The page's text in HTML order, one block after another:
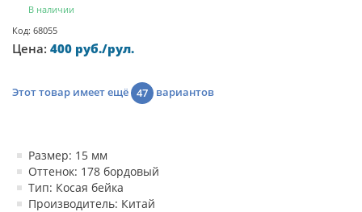
В наличии
Код: 68055
Цена: 400 руб./рул.
Этот товар имеет ещё 47 вариантов
Размер: 15 мм
Оттенок: 178 бордовый
Тип: Косая бейка
Производитель: Китай